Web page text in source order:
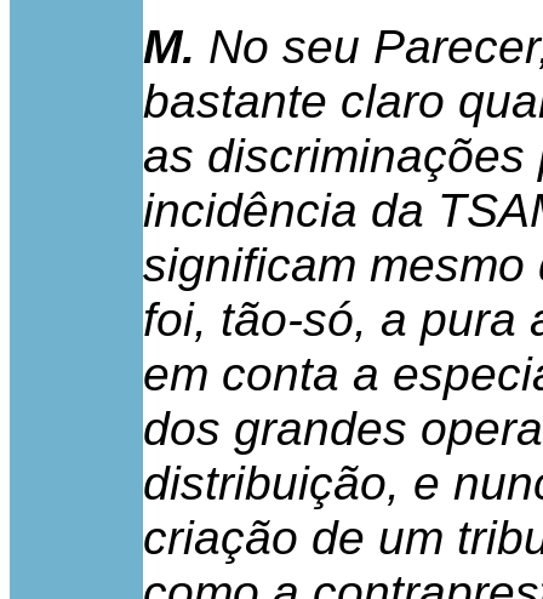
M. No seu
bastante claro
as
incidência da
significam
foi, tão-só, a pura
em conta a
dos grandes
distribuição, e
criação de um